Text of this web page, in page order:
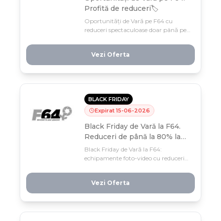
Profită de reduceri🏷️
Oportunități de Vară pe F64 cu
reduceri spectaculoase doar până pe
care nu se mai repetă în sezon.
Vezi Oferta
BLACK FRIDAY
Expirat 15-06-2026
Black Friday de Vară la F64.
Reduceri de până la 80% la
echipament foto-video!
Black Friday de Vară la F64:
echipamente foto-video cu reduceri
exploziv — profesioniștii și pasionații
fotografi nu-și pot permite să rateze.
Vezi Oferta